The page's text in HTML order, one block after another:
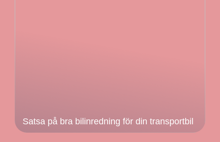
Satsa på bra bilinredning för din transportbil